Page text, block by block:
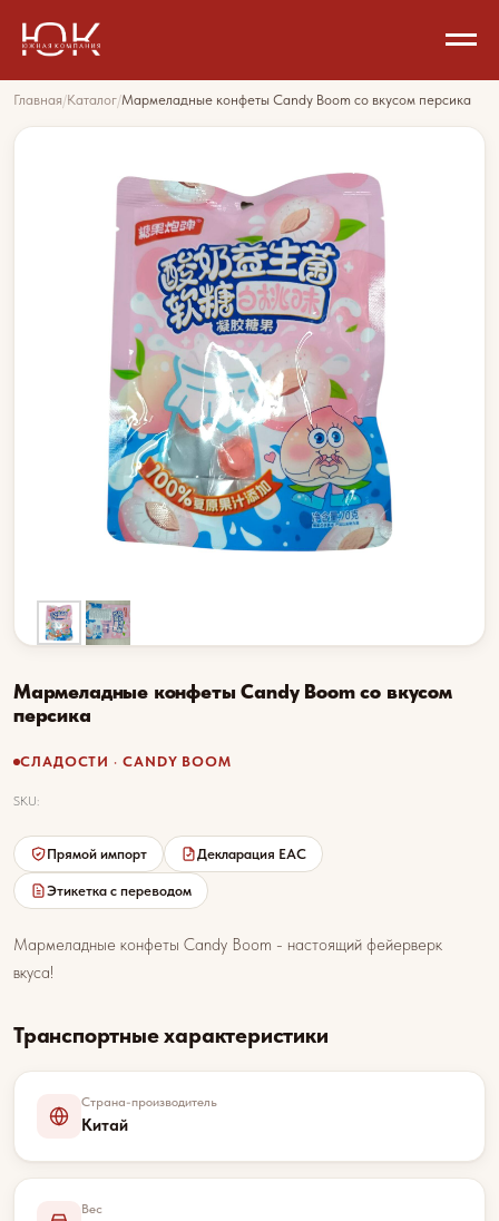
Главная/Каталог/Мармеладные конфеты Candy Boom со вкусом персика
Мармеладные конфеты Candy Boom со вкусом
персика
СЛАДОСТИ · CANDY BOOM
SKU:
Прямой импорт Декларация EAC
Этикетка с переводом
Мармеладные конфеты Candy Boom - настоящий фейерверк
вкуса!
Транспортные характеристики
Страна-производитель
Китай
Вес